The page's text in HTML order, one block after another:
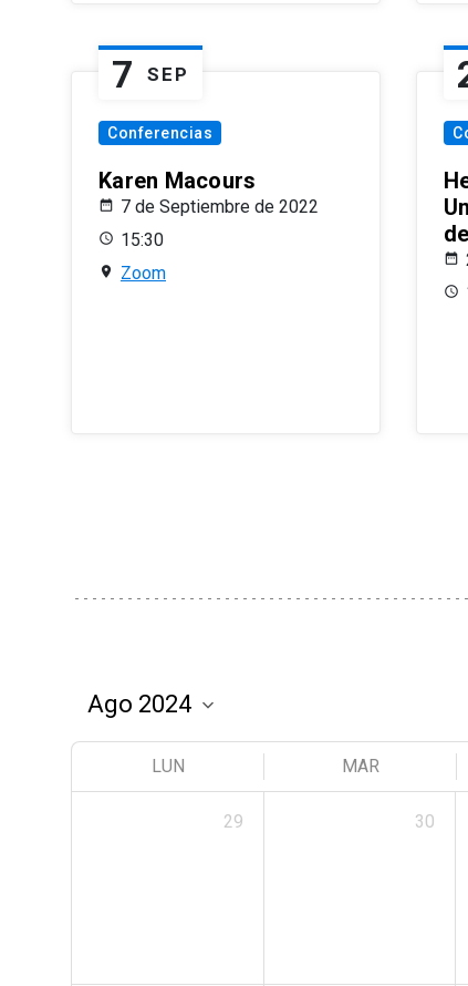
7 SEP
Conferencias
Karen Macours
7 de Septiembre de 2022
15:30
Zoom
LUN MAR
29 30